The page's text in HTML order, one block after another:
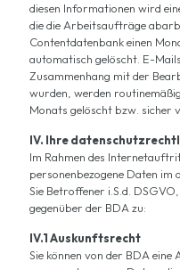
diesen Informationen wird
die die Arbeitsaufträge
Contentdatenbank einen
automatisch gelöscht. E-
Zusammenhang mit der
wurden, werden
Monats gelöscht bzw. sicher
IV. Ihre
Im Rahmen des
personenbezogene Daten
Sie Betroffener i.S.d.
gegenüber der BDA zu:
IV.1 Auskunftsrecht
Sie können von der BDA